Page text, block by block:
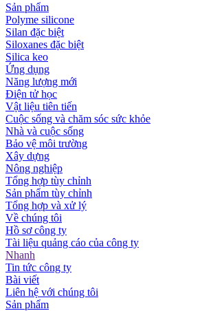
Sản phẩm
Polyme silicone
Silan đặc biệt
Siloxanes đặc biệt
Silica keo
Ứng dụng
Năng lượng mới
Điện tử học
Vật liệu tiên tiến
Cuộc sống và chăm sóc sức khỏe
Nhà và cuộc sống
Bảo vệ môi trường
Xây dựng
Nông nghiệp
Tổng hợp tùy chỉnh
Sản phẩm tùy chỉnh
Tổng hợp và xử lý
Về chúng tôi
Hồ sơ công ty
Tài liệu quảng cáo của công ty
Nhanh
Tin tức công ty
Bài viết
Liên hệ với chúng tôi
Sản phẩm